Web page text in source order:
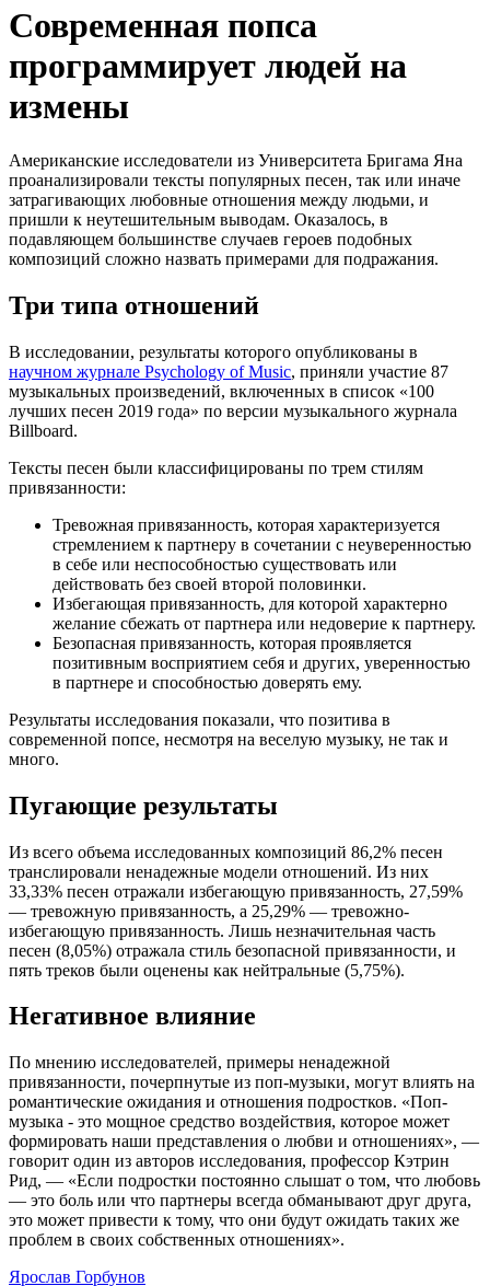
Современная попса
программирует людей на
измены
Американские исследователи из Университета Бригама Яна
проанализировали тексты популярных песен, так или иначе
затрагивающих любовные отношения между людьми, и
пришли к неутешительным выводам. Оказалось, в
подавляющем большинстве случаев героев подобных
композиций сложно назвать примерами для подражания.
Три типа отношений
В исследовании, результаты которого опубликованы в
научном журнале Psychology of Music, приняли участие 87
музыкальных произведений, включенных в список «100
лучших песен 2019 года» по версии музыкального журнала
Billboard.
Тексты песен были классифицированы по трем стилям
привязанности:
Тревожная привязанность, которая характеризуется
стремлением к партнеру в сочетании с неуверенностью
в себе или неспособностью существовать или
действовать без своей второй половинки.
Избегающая привязанность, для которой характерно
желание сбежать от партнера или недоверие к партнеру.
Безопасная привязанность, которая проявляется
позитивным восприятием себя и других, уверенностью
в партнере и способностью доверять ему.
Результаты исследования показали, что позитива в
современной попсе, несмотря на веселую музыку, не так и
много.
Пугающие результаты
Из всего объема исследованных композиций 86,2% песен
транслировали ненадежные модели отношений. Из них
33,33% песен отражали избегающую привязанность, 27,59%
— тревожную привязанность, а 25,29% — тревожно-
избегающую привязанность. Лишь незначительная часть
песен (8,05%) отражала стиль безопасной привязанности, и
пять треков были оценены как нейтральные (5,75%).
Негативное влияние
По мнению исследователей, примеры ненадежной
привязанности, почерпнутые из поп-музыки, могут влиять на
романтические ожидания и отношения подростков. «Поп-
музыка - это мощное средство воздействия, которое может
формировать наши представления о любви и отношениях», —
говорит один из авторов исследования, профессор Кэтрин
Рид, — «Если подростки постоянно слышат о том, что любовь
— это боль или что партнеры всегда обманывают друг друга,
это может привести к тому, что они будут ожидать таких же
проблем в своих собственных отношениях».
Ярослав Горбунов